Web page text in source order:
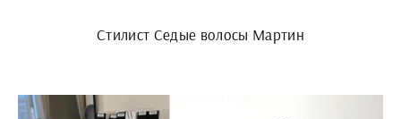
Стилист Седые волосы Мартин